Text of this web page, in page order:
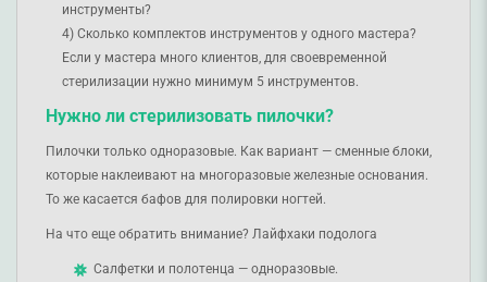
инструменты?
Сколько комплектов инструментов у одного мастера?
Если у мастера много клиентов, для своевременной
стерилизации нужно минимум 5 инструментов.
Нужно ли стерилизовать пилочки?
Пилочки только одноразовые. Как вариант — сменные блоки,
которые наклеивают на многоразовые железные основания.
То же касается бафов для полировки ногтей.
На что еще обратить внимание? Лайфхаки подолога
Салфетки и полотенца — одноразовые.